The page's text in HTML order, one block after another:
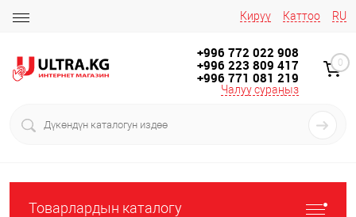
Кирүү Каттоо RU
+996 772 022 908
+996 223 809 417
+996 771 081 219
Чалуу сураңыз
0
Товарлардын каталогу